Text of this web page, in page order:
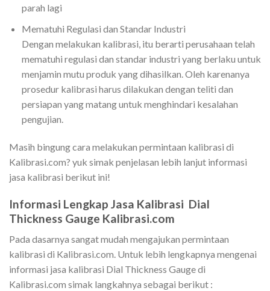
parah lagi
Mematuhi Regulasi dan Standar Industri
Dengan melakukan kalibrasi, itu berarti perusahaan telah
mematuhi regulasi dan standar industri yang berlaku untuk
menjamin mutu produk yang dihasilkan. Oleh karenanya
prosedur kalibrasi harus dilakukan dengan teliti dan
persiapan yang matang untuk menghindari kesalahan
pengujian.
Masih bingung cara melakukan permintaan kalibrasi di
Kalibrasi.com? yuk simak penjelasan lebih lanjut informasi
jasa kalibrasi berikut ini!
Informasi Lengkap Jasa Kalibrasi Dial
Thickness Gauge Kalibrasi.com
Pada dasarnya sangat mudah mengajukan permintaan
kalibrasi di Kalibrasi.com. Untuk lebih lengkapnya mengenai
informasi jasa kalibrasi Dial Thickness Gauge di
Kalibrasi.com simak langkahnya sebagai berikut :